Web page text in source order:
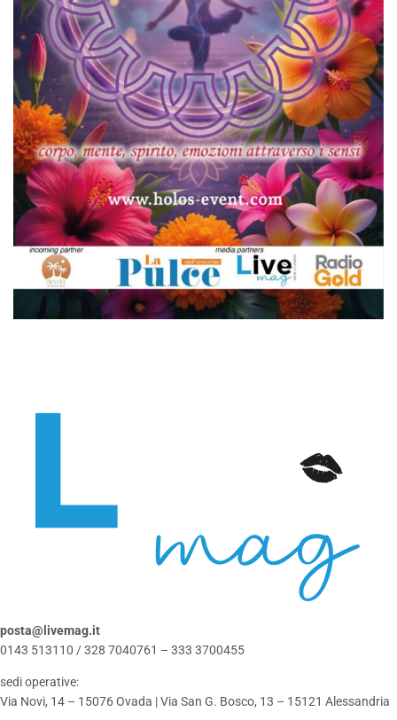
posta@livemag.it
0143 513110 / 328 7040761 – 333 3700455
sedi operative:
Via Novi, 14 – 15076 Ovada | Via San G. Bosco, 13 – 15121 Alessandria